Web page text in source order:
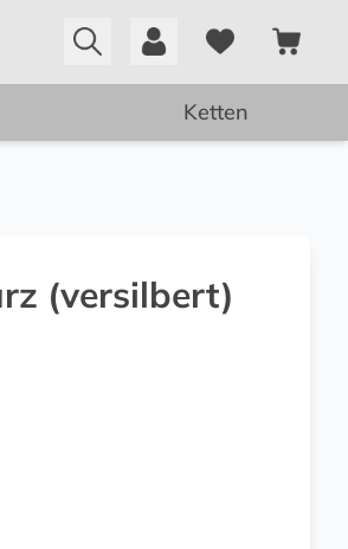
Ketten
(versilbert)